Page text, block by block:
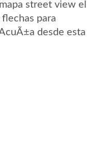
street view el
para
desde esta